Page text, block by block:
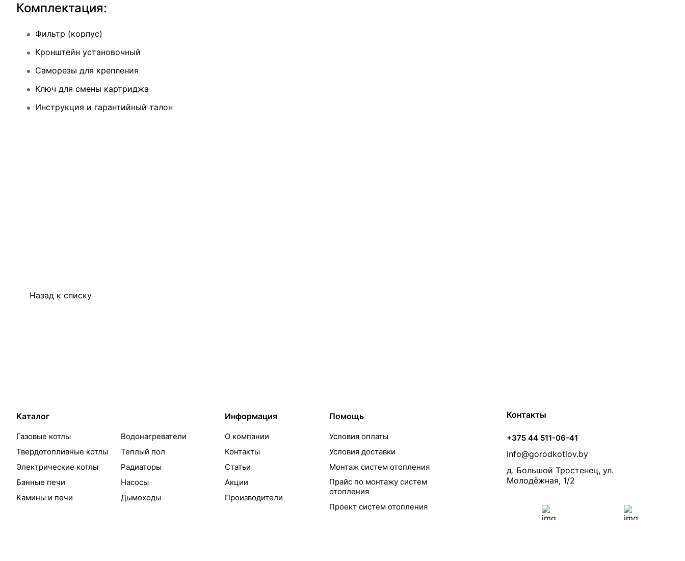
Комплектация:
Фильтр (корпус)
Кронштейн установочный
Саморезы для крепления
Ключ для смены картриджа
Инструкция и гарантийный талон
Назад к списку
Каталог
Газовые котлы
Твердотопливные котлы
Электрические котлы
Банные печи
Камины и печи
Водонагреватели
Теплый пол
Радиаторы
Насосы
Дымоходы
Информация
О компании
Контакты
Статьи
Акции
Производители
Помощь
Условия оплаты
Условия доставки
Монтаж систем отопления
Прайс по монтажу систем
отопления
Проект систем отопления
Контакты
+375 44 511-06-41
info@gorodkotlov.by
д. Большой Тростенец, ул.
Молодёжная, 1/2